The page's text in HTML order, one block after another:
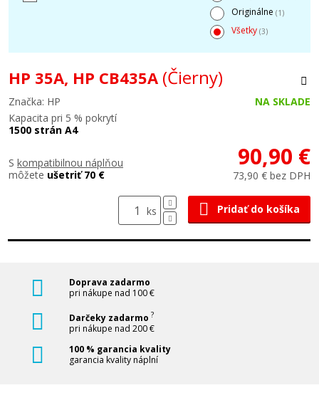
Originálne (1)
Všetky (3)
HP 35A, HP CB435A (Čierny)
Značka: HP
NA SKLADE
Kapacita pri 5 % pokrytí
1500 strán A4
S kompatibilnou náplňou
môžete ušetriť 70 €
90,90 €
73,90 € bez DPH
ks Pridať do košíka
Doprava zadarmo
pri nákupe nad 100 €
Darčeky zadarmo ?
pri nákupe nad 200 €
100 % garancia kvality
garancia kvality náplní